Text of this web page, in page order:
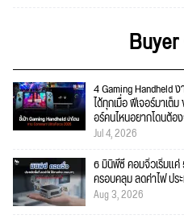
4 Gaming Handheld
ได้ทุกเมื่อ ฟีเจอร์มาเต็
อร์คนไหนอยากโดนต้อ
Jul 4, 2026
6 มินิพีซี คอมจิ๋วเริ่มแ
ครอบคลุม ลดค่าไฟ ป
Aug 3, 2026